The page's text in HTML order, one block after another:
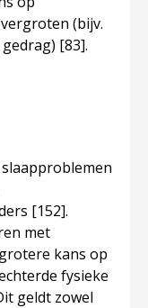
(bijv.
[83].
[152].
met
kans op
fysieke
geldt zowel